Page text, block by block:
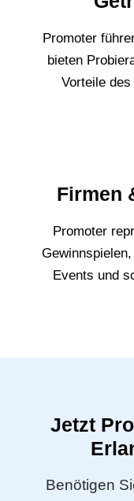
Promoter
bieten
Vorteile
Firmen
Promoter
Events und
Jetzt
Benötigen